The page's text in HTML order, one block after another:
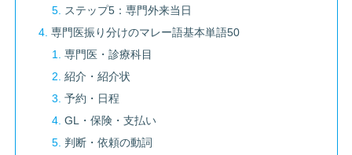
ステップ5：専門外来当日
専門医振り分けのマレー語基本単語50
専門医・診療科目
紹介・紹介状
予約・日程
GL・保険・支払い
判断・依頼の動詞